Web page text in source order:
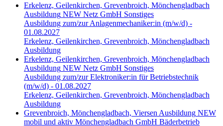
Erkelenz, Geilenkirchen, Grevenbroich, Mönchengladbach
Ausbildung NEW Netz GmbH Sonstiges
Ausbildung zum/zur Anlagenmechaniker:in (m/w/d) -
01.08.2027
Erkelenz, Geilenkirchen, Grevenbroich, Mönchengladbach
Ausbildung
Erkelenz, Geilenkirchen, Grevenbroich, Mönchengladbach
Ausbildung NEW Netz GmbH Sonstiges
Ausbildung zum/zur Elektroniker:in für Betriebstechnik
(m/w/d) - 01.08.2027
Erkelenz, Geilenkirchen, Grevenbroich, Mönchengladbach
Ausbildung
Grevenbroich, Mönchengladbach, Viersen Ausbildung NEW
mobil und aktiv Mönchengladbach GmbH Bäderbetrieb